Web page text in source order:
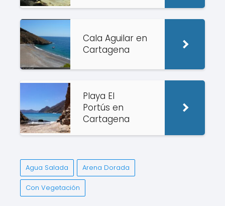
Cala Aguilar en
Cartagena
Playa El
Portús en
Cartagena
Agua Salada Arena Dorada
Con Vegetación